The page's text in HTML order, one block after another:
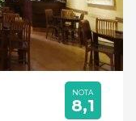
NOTA
8,1